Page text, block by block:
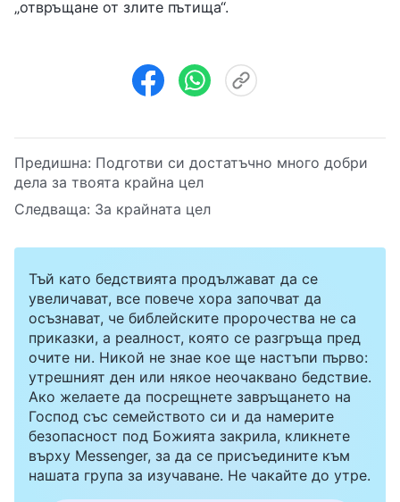
„отвръщане от злите пътища“.
Предишна: Подготви си достатъчно много добри
дела за твоята крайна цел
Следваща: За крайната цел
Тъй като бедствията продължават да се
увеличават, все повече хора започват да
осъзнават, че библейските пророчества не са
приказки, а реалност, която се разгръща пред
очите ни. Никой не знае кое ще настъпи първо:
утрешният ден или някое неочаквано бедствие.
Ако желаете да посрещнете завръщането на
Господ със семейството си и да намерите
безопасност под Божията закрила, кликнете
върху Messenger, за да се присъедините към
нашата група за изучаване. Не чакайте до утре.